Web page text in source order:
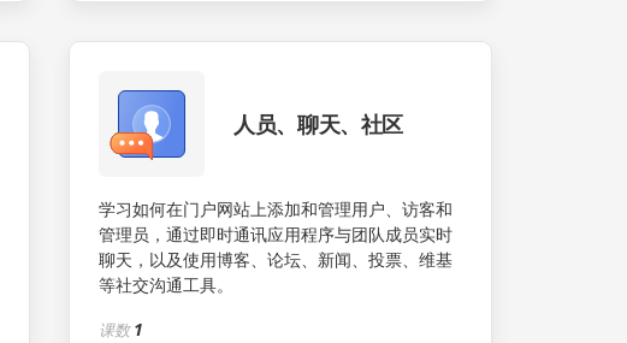
人员、聊天、社区
学习如何在门户网站上添加和管理用户、访客和
管理员，通过即时通讯应用程序与团队成员实时
聊天，以及使用博客、论坛、新闻、投票、维基
等社交沟通工具。
课数 1